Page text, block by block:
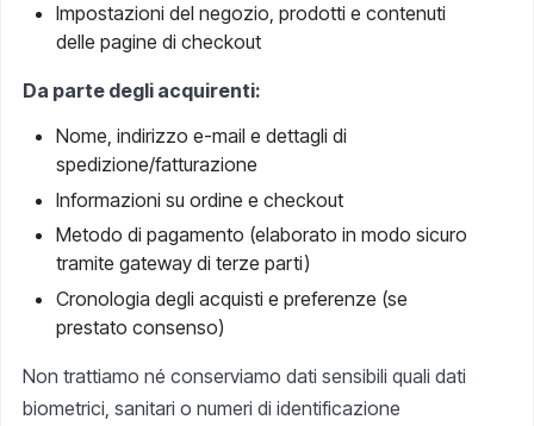
Impostazioni del negozio, prodotti e contenuti
delle pagine di checkout
Da parte degli acquirenti:
Nome, indirizzo e-mail e dettagli di
spedizione/fatturazione
Informazioni su ordine e checkout
Metodo di pagamento (elaborato in modo sicuro
tramite gateway di terze parti)
Cronologia degli acquisti e preferenze (se
prestato consenso)
Non trattiamo né conserviamo dati sensibili quali dati
biometrici, sanitari o numeri di identificazione